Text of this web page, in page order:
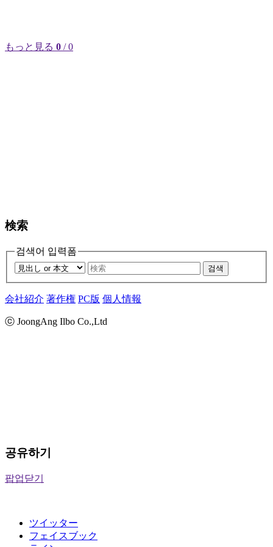
もっと見る 0 / 0
検索
검색어 입력폼
검색
会社紹介 著作権 PC版 個人情報
ⓒ JoongAng Ilbo Co.,Ltd
공유하기
팝업닫기
ツイッター
フェイスブック